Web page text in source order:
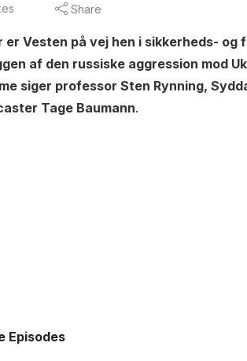
Share
er Vesten på vej hen i sikkerheds-
af den russiske aggression mod
siger professor Sten Rynning,
Tage Baumann.
Episodes